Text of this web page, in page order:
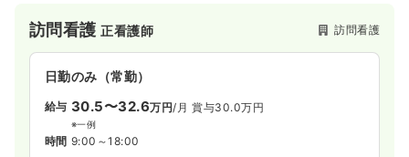
訪問看護正看護師 訪問看護
日勤のみ（常勤）
給与 30.5〜32.6万円/月 賞与30.0万円
※一例
時間 9:00～18:00